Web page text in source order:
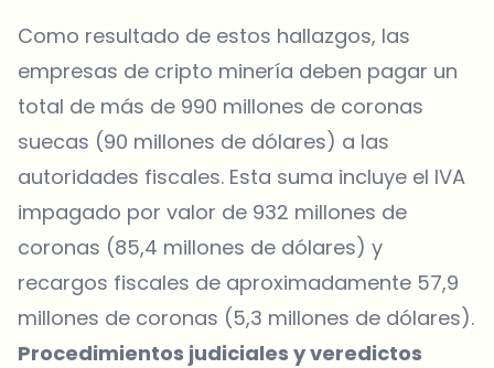
Como resultado de estos hallazgos, las
empresas de cripto minería deben pagar un
total de más de 990 millones de coronas
suecas (90 millones de dólares) a las
autoridades fiscales. Esta suma incluye el IVA
impagado por valor de 932 millones de
coronas (85,4 millones de dólares) y
recargos fiscales de aproximadamente 57,9
millones de coronas (5,3 millones de dólares).
Procedimientos judiciales y veredictos